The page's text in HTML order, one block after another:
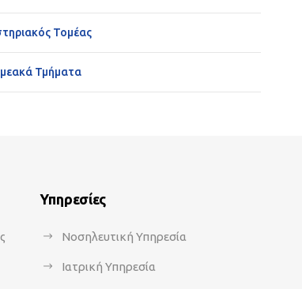
Τομέας
Τμήματα
Υπηρεσίες
Νοσηλευτική Υπηρεσία
Ιατρική Υπηρεσία